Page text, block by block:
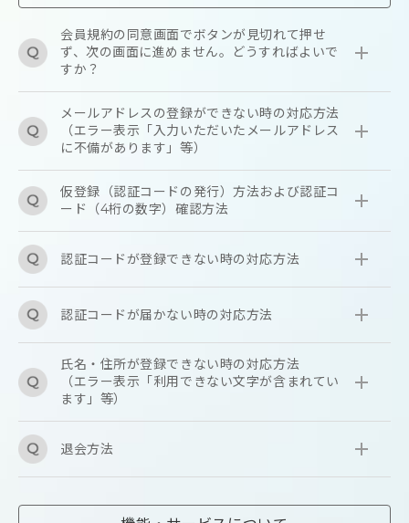
会員規約の同意画面でボタンが見切れて押せ
ず、次の画面に進めません。どうすればよいで
すか？
メールアドレスの登録ができない時の対応方法
（エラー表示「入力いただいたメールアドレス
に不備があります」等）
仮登録（認証コードの発行）方法および認証コ
ード（4桁の数字）確認方法
認証コードが登録できない時の対応方法
認証コードが届かない時の対応方法
氏名・住所が登録できない時の対応方法
（エラー表示「利用できない文字が含まれてい
ます」等）
退会方法